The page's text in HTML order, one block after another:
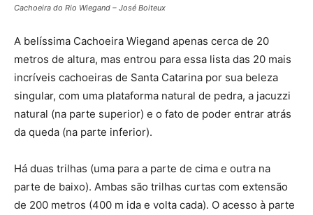
Cachoeira do Rio Wiegand – José Boiteux
A belíssima Cachoeira Wiegand apenas cerca de 20
metros de altura, mas entrou para essa lista das 20 mais
incríveis cachoeiras de Santa Catarina por sua beleza
singular, com uma plataforma natural de pedra, a jacuzzi
natural (na parte superior) e o fato de poder entrar atrás
da queda (na parte inferior).
Há duas trilhas (uma para a parte de cima e outra na
parte de baixo). Ambas são trilhas curtas com extensão
de 200 metros (400 m ida e volta cada). O acesso à parte